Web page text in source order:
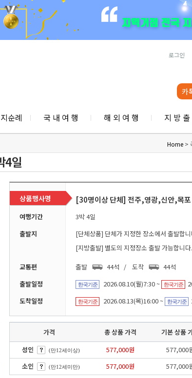
로그인
순례 국 내 여 행 해 외 여 행 지 방
카
Home >
4일
상품행사명 [30명이상 단체] 전주,영광,신안,목
여행기간
3박 4일
출발지
[단체상품] 단체가 지정한 장소에서 출발합니
[지방출발] 별도의 지정장소 출발 가능합니다.
교통편 출발 44석 / 도착
44석
출발일정
한국기준 2026.08.10(월)7:30 ~ 한국기준
도착일정
한국기준 2026.08.13(목)16:00 ~ 한국기준
가격 총 상품 가격 기본 상품
성인
(만12세이상) 577,000원 577,000
소인
(만12세미만) 577,000원 577,000